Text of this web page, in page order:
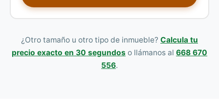
¿Otro tamaño u otro tipo de inmueble? Calcula tu
precio exacto en 30 segundos o llámanos al 668 670
556.